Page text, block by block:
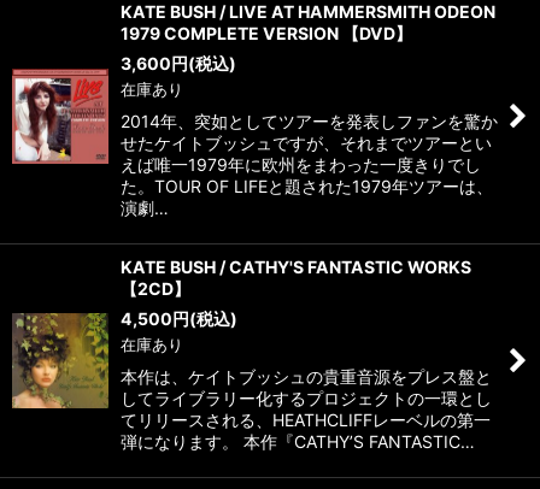
KATE BUSH / LIVE AT HAMMERSMITH ODEON
1979 COMPLETE VERSION 【DVD】
3,600円(税込)
在庫あり
2014年、突如としてツアーを発表しファンを驚か
せたケイトブッシュですが、それまでツアーとい
えば唯一1979年に欧州をまわった一度きりでし
た。TOUR OF LIFEと題された1979年ツアーは、
演劇…
KATE BUSH / CATHY'S FANTASTIC WORKS
【2CD】
4,500円(税込)
在庫あり
本作は、ケイトブッシュの貴重音源をプレス盤と
してライブラリー化するプロジェクトの一環とし
てリリースされる、HEATHCLIFFレーベルの第一
弾になります。 本作『CATHY’S FANTASTIC…